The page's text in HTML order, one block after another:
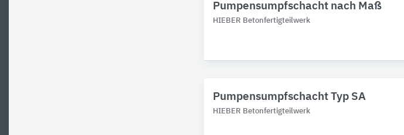
Pumpensumpfschacht nach Maß
HIEBER Betonfertigteilwerk
Pumpensumpfschacht Typ SA
HIEBER Betonfertigteilwerk